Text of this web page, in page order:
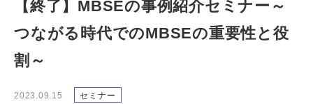
【終了】MBSEの事例紹介セミナー～
つながる時代でのMBSEの重要性と役
割～
2023.09.15 セミナー